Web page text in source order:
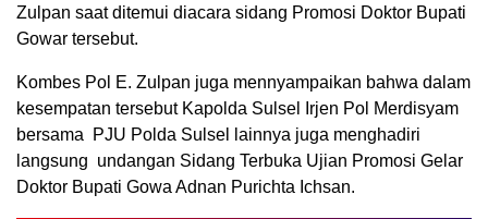
Zulpan saat ditemui diacara sidang Promosi Doktor Bupati
Gowar tersebut.
Kombes Pol E. Zulpan juga mennyampaikan bahwa dalam
kesempatan tersebut Kapolda Sulsel Irjen Pol Merdisyam
bersama PJU Polda Sulsel lainnya juga menghadiri
langsung undangan Sidang Terbuka Ujian Promosi Gelar
Doktor Bupati Gowa Adnan Purichta Ichsan.